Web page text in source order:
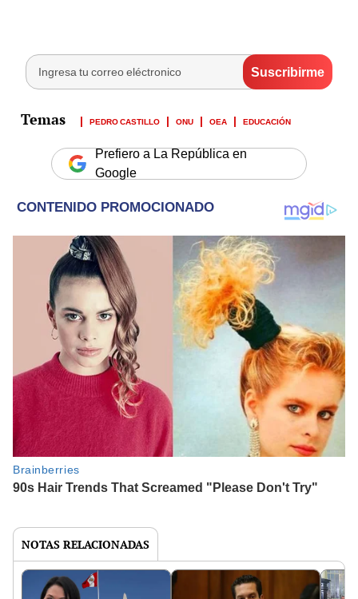
PEDRO CASTILLO ONU OEA EDUCACIÓN
Prefiero a La República en
Google
NOTAS RELACIONADAS